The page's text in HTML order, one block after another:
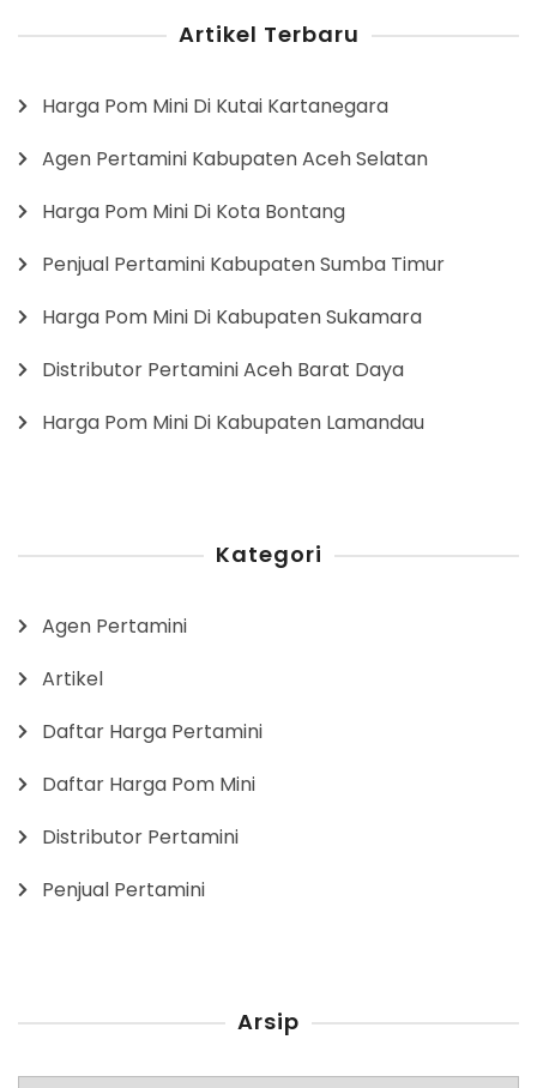
Artikel Terbaru
Harga Pom Mini Di Kutai Kartanegara
Agen Pertamini Kabupaten Aceh Selatan
Harga Pom Mini Di Kota Bontang
Penjual Pertamini Kabupaten Sumba Timur
Harga Pom Mini Di Kabupaten Sukamara
Distributor Pertamini Aceh Barat Daya
Harga Pom Mini Di Kabupaten Lamandau
Kategori
Agen Pertamini
Artikel
Daftar Harga Pertamini
Daftar Harga Pom Mini
Distributor Pertamini
Penjual Pertamini
Arsip